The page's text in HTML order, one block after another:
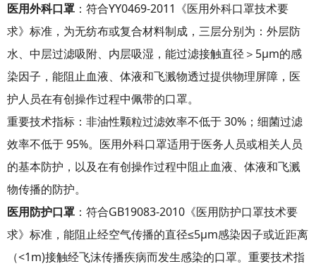
医用外科口罩 ：符合YY0469-2011《医用外科口罩技术要
求》标准，为无纺布或复合材料制成，三层分别为：外层防
水、中层过滤吸附、内层吸湿，能过滤接触直径＞5μm的感
染因子，能阻止血液、体液和飞溅物透过提供物理屏障，医
护人员在有创操作过程中佩带的口罩。
重要技术指标：非油性颗粒过滤效率不低于 30%；细菌过滤
效率不低于 95%。医用外科口罩适用于医务人员或相关人员
的基本防护，以及在有创操作过程中阻止血液、体液和飞溅
物传播的防护。
医用防护口罩 ：符合GB19083-2010《医用防护口罩技术要
求》标准，能阻止经空气传播的直径≤5μm感染因子或近距离
（<1m)接触经飞沫传播疾病而发生感染的口罩。重要技术指